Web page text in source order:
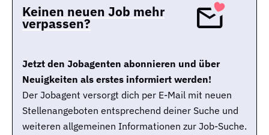
Keinen neuen Job mehr
verpassen?
Jetzt den Jobagenten abonnieren und über
Neuigkeiten als erstes informiert werden!
Der Jobagent versorgt dich per E-Mail mit neuen
Stellenangeboten entsprechend deiner Suche und
weiteren allgemeinen Informationen zur Job-Suche.